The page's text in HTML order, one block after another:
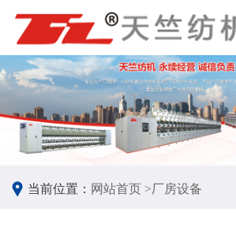
当前位置： 网站首页 >厂房设备